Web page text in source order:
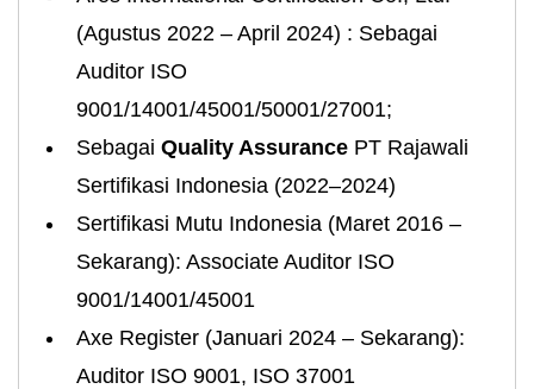
(Agustus 2022 – April 2024) : Sebagai
Auditor ISO
9001/14001/45001/50001/27001;
Sebagai Quality Assurance PT Rajawali
Sertifikasi Indonesia (2022–2024)
Sertifikasi Mutu Indonesia (Maret 2016 –
Sekarang): Associate Auditor ISO
9001/14001/45001
Axe Register (Januari 2024 – Sekarang):
Auditor ISO 9001, ISO 37001